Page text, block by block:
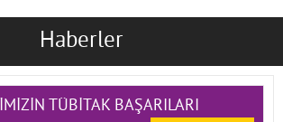
Haberler
TÜBİTAK BAŞARILARI